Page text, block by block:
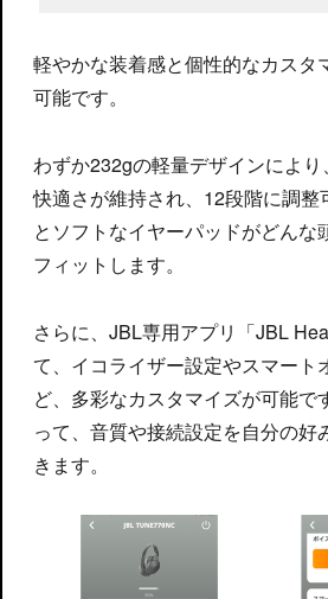
軽やかな装着感と個性的なカスタ
可能です。
わずか232gの軽量デザインによ
快適さが維持され、12段階に調整
とソフトなイヤーパッドがどんな
フィットします。
さらに、JBL専用アプリ「JBL
て、イコライザー設定やスマート
ど、多彩なカスタマイズが可能で
って、音質や接続設定を自分の好
きます。